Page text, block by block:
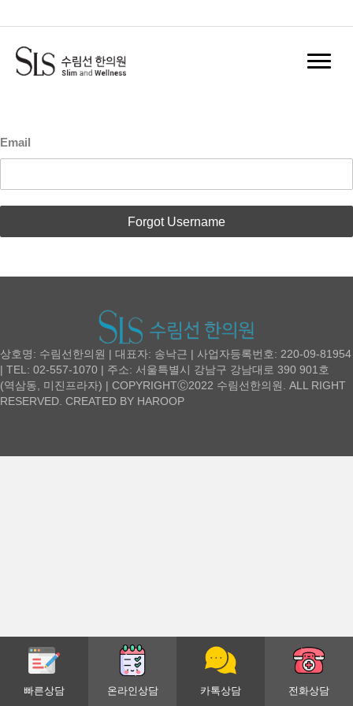
Email
빠른상담 온라인상담 카톡상담 전화상담
상호명: 수림선한의원 | 대표자: 송낙근 | 사업자등록번호: 220-09-81954
| TEL: 02-557-1070 | 주소: 서울특별시 강남구 강남대로 390 901호
(역삼동, 미진프라자) | COPYRIGHTⒸ2022 수림선한의원. ALL RIGHT
RESERVED. CREATED BY HAROOP